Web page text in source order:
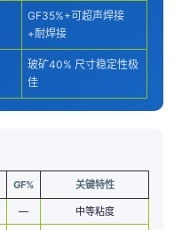
GF35%+可超声焊接
+耐焊接
玻矿40% 尺寸稳定性极
佳
GF% 关键特性
— 中等粘度